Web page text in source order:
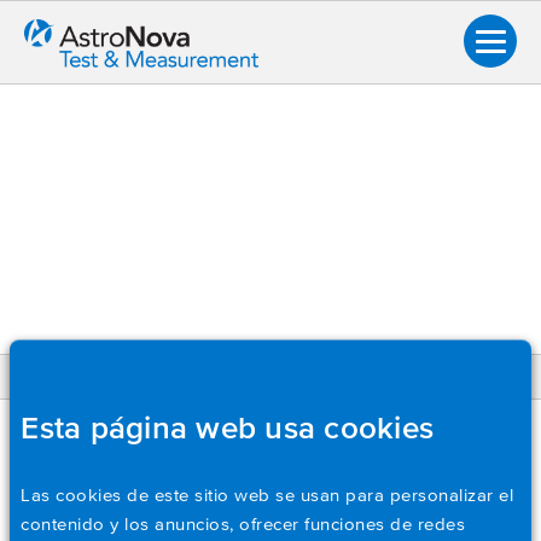
Esta página web usa cookies
Las cookies de este sitio web se usan para personalizar el
contenido y los anuncios, ofrecer funciones de redes
Visión general
Módulos de entrada
LC-40